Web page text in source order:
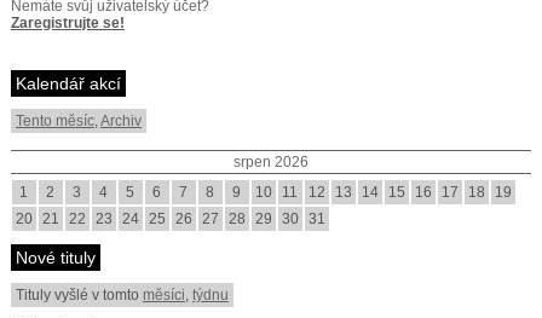
Nemáte svůj uživatelský účet?
Zaregistrujte se!
Kalendář akcí
Tento měsíc,Archiv
srpen 2026
1
2 3 4 5 6 7 8 9 10 11 12 13 14 15 16 17 18
19
20 21 22 23 24 25 26 27 28 29 30 31
Nové tituly
Tituly vyšlé v tomto měsíci, týdnu